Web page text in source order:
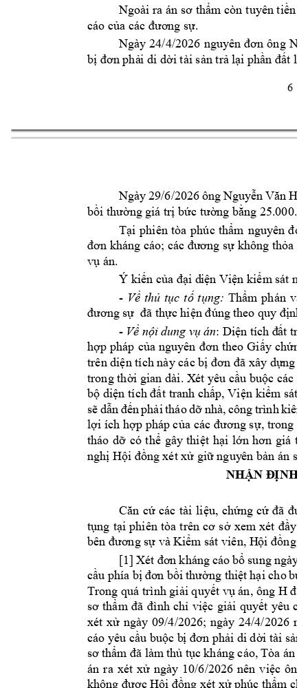
6
Ngoài ra n sơ thẩm cn tuyên tiền
co của cc đương sự.
Ngày 24/4/2026 nguyên đơn ông
bị đơn phải di dời tài sản trả lại phần đất lấ
Ngày 29/6/2026 ông Nguyễn Văn H
bồi thường gi trị bức tường bằng
Tại phiên ta phúc thẩm nguyên
đơn khng co; cc đương sự không thỏa
vụ n.
Ý kiến của đại diện Viện kiểm st
- Về thủ tục tố tụng: Thẩm phn và
đương sự  đã thực hiện đúng theo quy định
- Về nội dung vụ án: Diện tích đất
hợp php của nguyên đơn theo Giấy ch
trên diện tích này cc bị đơn đã xây dựng
trong thời gian dài. Xét yêu cầu buộc cc
bộ diện tích đất tranh chấp, Viện kiểm st
sẽ dẫn đến phải tho dỡ nhà, công trình kiên
lợi ích hợp php của cc đương sự, trong
tho dỡ có thể gây thiệt hại lớn hơn gi
nghị Hội đồng xét xử giữ nguyên bản n sơ
NHẬN ĐỊNH
Căn cứ cc tài liệu, chứng cứ đã
tụng tại phiên ta trên cơ sở xem xét đầy
bên đương sự và Kiểm st viên, Hội đồng
[1] Xét đơn khng co bổ sung ngày
cầu phía bị đơn bồi thường thiệt hại cho
Trong qu trình giải quyết vụ n, ông H đã
sơ thẩm đã đình ch việc giải quyết yêu
xét xử ngày 09/4/2026; ngày 24/4/2026
co yêu cầu buộc bị đơn phải di dời tài sản
sơ thẩm đã làm thủ tục khng co, Ta n
n ra xét xử ngày 10/6/2026 nên việc ông
không được Hội đồng xét xử phúc thẩm